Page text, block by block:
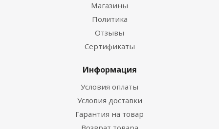
Магазины
Политика
Отзывы
Сертификаты
Информация
Условия оплаты
Условия доставки
Гарантия на товар